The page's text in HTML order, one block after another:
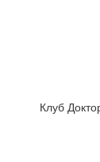
Клуб